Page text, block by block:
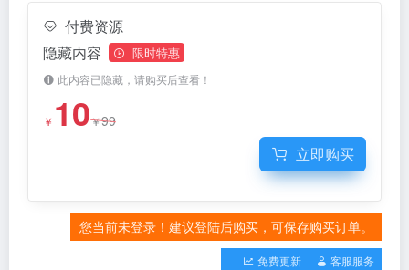
付费资源
隐藏内容
限时特惠
此内容已隐藏，请购买后查看！
￥ 10￥99
立即购买
您当前未登录！建议登陆后购买，可保存购买订单。
免费更新 客服服务